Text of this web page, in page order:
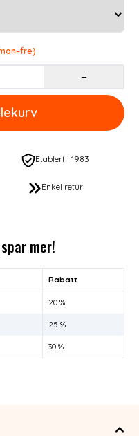
+
Etablert i 1983
Enkel retur
mer!
Rabatt
20 %
25 %
30 %